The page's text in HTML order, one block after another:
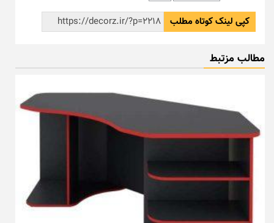
کپی لینک کوتاه مطلب
مطالب مزتبط